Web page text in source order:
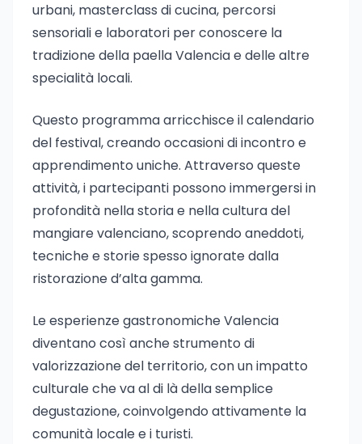
urbani, masterclass di cucina, percorsi
sensoriali e laboratori per conoscere la
tradizione della paella Valencia e delle altre
specialità locali.
Questo programma arricchisce il calendario
del festival, creando occasioni di incontro e
apprendimento uniche. Attraverso queste
attività, i partecipanti possono immergersi in
profondità nella storia e nella cultura del
mangiare valenciano, scoprendo aneddoti,
tecniche e storie spesso ignorate dalla
ristorazione d’alta gamma.
Le esperienze gastronomiche Valencia
diventano così anche strumento di
valorizzazione del territorio, con un impatto
culturale che va al di là della semplice
degustazione, coinvolgendo attivamente la
comunità locale e i turisti.